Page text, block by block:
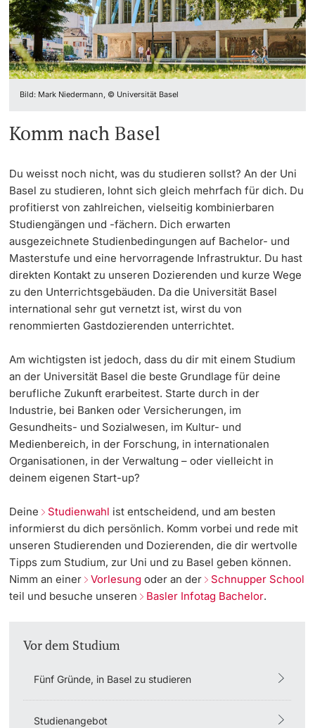
Doktorierende
weitere Informationen
Fördernde & Alumni
weitere Informationen
weitere Informationen
Termine & Fristen
Informationen, Veranstaltungen & Schnuppern
Studienberatung
Studienfachberatung
Fünf Gründe, in Basel zu studieren
Im Studium
Vorlesungsverzeichnis
Belegen
Rückmelden
Dokumente und Verifikation
«Start Smart»-Week
Mobilität
Campus Credits
Campus Stories
Hörerinnen/Hörer
Student Life
Studienberatung
Weiterbildung
Universität
Bild: Mark Niedermann, © Universität Basel
Komm nach Basel
Du weisst noch nicht, was du studieren sollst? An der Uni
Basel zu studieren, lohnt sich gleich mehrfach für dich. Du
profitierst von zahlreichen, vielseitig kombinierbaren
Studiengängen und -fächern. Dich erwarten
ausgezeichnete Studienbedingungen auf Bachelor- und
Masterstufe und eine hervorragende Infrastruktur. Du hast
direkten Kontakt zu unseren Dozierenden und kurze Wege
zu den Unterrichtsgebäuden. Da die Universität Basel
international sehr gut vernetzt ist, wirst du von
renommierten Gastdozierenden unterrichtet.
Am wichtigsten ist jedoch, dass du dir mit einem Studium
an der Universität Basel die beste Grundlage für deine
berufliche Zukunft erarbeitest. Starte durch in der
Industrie, bei Banken oder Versicherungen, im
Gesundheits- und Sozialwesen, im Kultur- und
Medienbereich, in der Forschung, in internationalen
Organisationen, in der Verwaltung – oder vielleicht in
deinem eigenen Start-up?
Deine Studienwahl ist entscheidend, und am besten
informierst du dich persönlich. Komm vorbei und rede mit
unseren Studierenden und Dozierenden, die dir wertvolle
Tipps zum Studium, zur Uni und zu Basel geben können.
Nimm an einer Vorlesungoder an der Schnupper School
teil und besuche unseren Basler Infotag Bachelor.
Vor dem Studium
Fünf Gründe, in Basel zu studieren
Studienangebot